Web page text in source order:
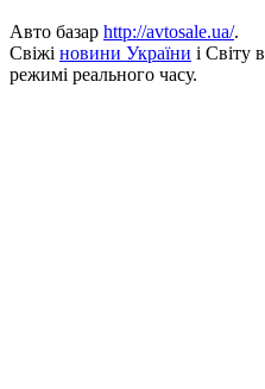
Авто базар http://avtosale.ua/.
Свіжі новини України і Світу в
режимі реального часу.